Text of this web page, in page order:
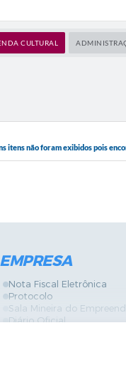
CULTURAL
itens não foram exibidos pois
EMPRESA
Nota Fiscal Eletrônica
Protocolo
Sala Mineira do
Diário Oficial